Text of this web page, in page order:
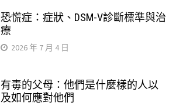
恐慌症：症狀、DSM-V診斷標準與治
療
2026 年 7 月 4 日
有毒的父母：他們是什麼樣的人以
及如何應對他們